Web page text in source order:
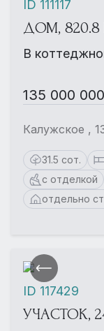
ДОМ, 820.8
В
135 000
Калужское ,
31.5 сот.
с отделкой
отдельно
ID 111117
УЧАСТОК,
ID 117429